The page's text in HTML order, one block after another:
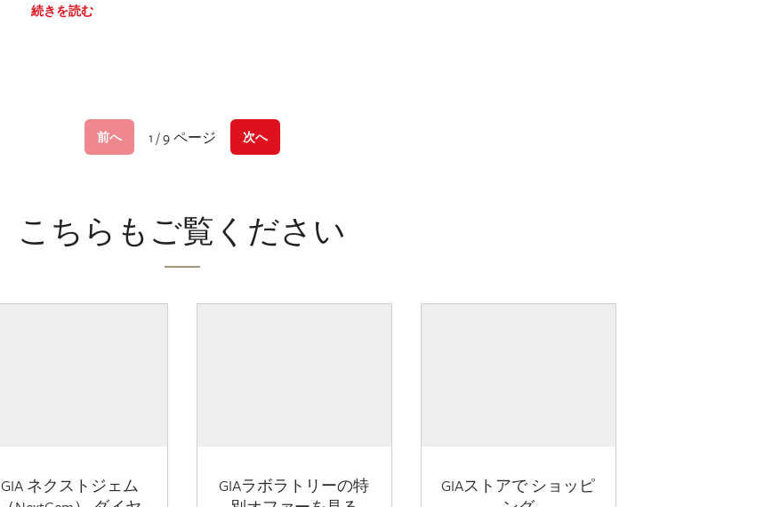
続きを読む
前へ 1 / 9 ページ 次へ
こちらもご覧ください
GIA ネクストジェム
GIAラボラトリーの特
GIAストアで ショッピ